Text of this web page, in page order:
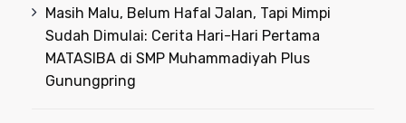
Masih Malu, Belum Hafal Jalan, Tapi Mimpi
Sudah Dimulai: Cerita Hari-Hari Pertama
MATASIBA di SMP Muhammadiyah Plus
Gunungpring